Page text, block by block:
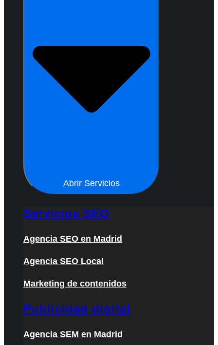
Abrir Servicios
Servicios SEO
Agencia SEO en Madrid
Agencia SEO Local
Marketing de contenidos
Publicidad digital
Agencia SEM en Madrid